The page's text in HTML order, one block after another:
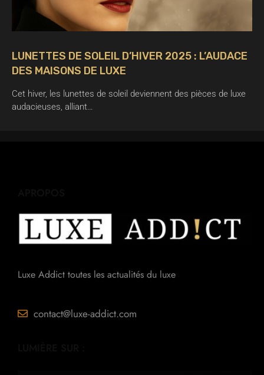
LUNETTES DE SOLEIL D’HIVER 2025 : L’AUDACE
DES MAISONS DE LUXE
Cet hiver, les lunettes de soleil deviennent des pièces de luxe
audacieuses, alliant…
Luxe Addict toutes les actualités du luxe
contact@luxe-addict.com